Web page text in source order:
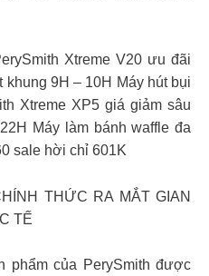
Xtreme V20 ưu đãi
khung 9H – 10H Máy hút bụi
Xtreme XP5 giá giảm sâu
Máy làm bánh waffle đa
sale hời chỉ 601K
THỨC RA MẮT GIAN
TẾ
phẩm của PerySmith được